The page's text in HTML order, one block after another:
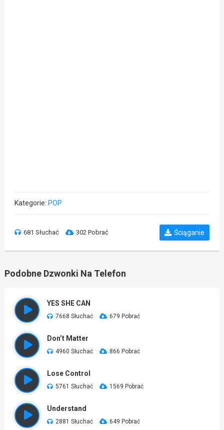
Kategorie: POP
681 Słuchać 302 Pobrać Ściąganie
Podobne Dzwonki Na Telefon
YES SHE CAN
7668 Słuchać 679 Pobrać
Don’t Matter
4960 Słuchać 866 Pobrać
Lose Control
5761 Słuchać 1569 Pobrać
Understand
2881 Słuchać 649 Pobrać